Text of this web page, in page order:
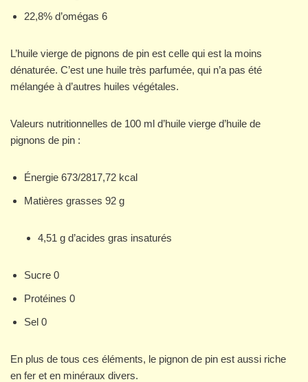
22,8% d’omégas 6
L’huile vierge de pignons de pin est celle qui est la moins
dénaturée. C’est une huile très parfumée, qui n’a pas été
mélangée à d’autres huiles végétales.
Valeurs nutritionnelles de 100 ml d’huile vierge d’huile de
pignons de pin :
Énergie 673/2817,72 kcal
Matières grasses 92 g
4,51 g d’acides gras insaturés
Sucre 0
Protéines 0
Sel 0
En plus de tous ces éléments, le pignon de pin est aussi riche
en fer et en minéraux divers.